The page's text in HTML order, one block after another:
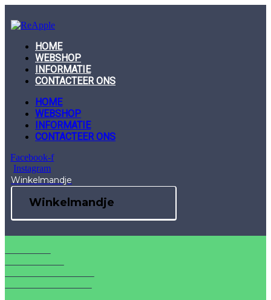
to
content
HOME
WEBSHOP
INFORMATIE
CONTACTEER ONS
HOME
WEBSHOP
INFORMATIE
CONTACTEER ONS
Facebook-f
Instagram
Winkelmandje
Winkelmandje